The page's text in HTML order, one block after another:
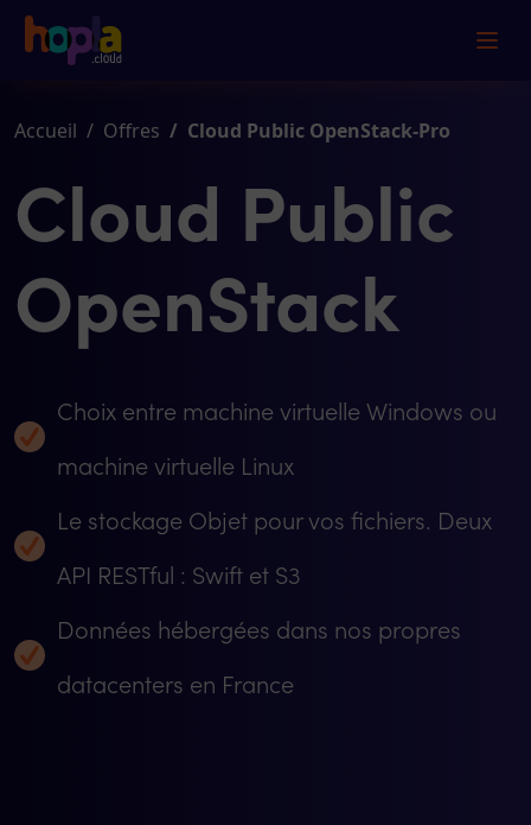
Accueil Offres Cloud Public OpenStack-Pro
Cloud Public
OpenStack
Choix entre machine virtuelle Windows ou
machine virtuelle Linux
Le stockage Objet pour vos fichiers. Deux
API RESTful : Swift et S3
Données hébergées dans nos propres
datacenters en France